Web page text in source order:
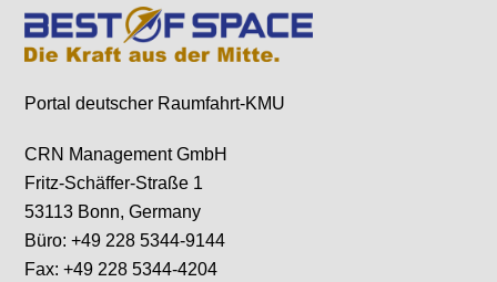
Portal deutscher Raumfahrt-KMU
CRN Management GmbH
Fritz-Schäffer-Straße 1
53113 Bonn, Germany
Büro: +49 228 5344-9144
Fax: +49 228 5344-4204